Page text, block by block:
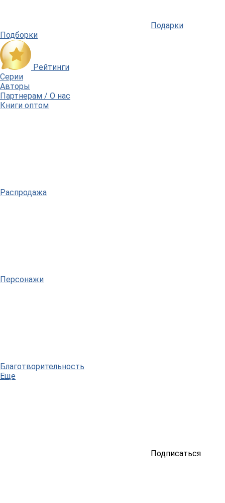
Подарки
Подборки
Рейтинги
Серии
Авторы
Партнерам / О нас
Книги оптом
Распродажа
Персонажи
Благотворительность
Еще
Подписаться